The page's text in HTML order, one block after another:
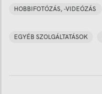
HOBBIFOTÓZÁS, -VIDEÓZÁS
EGYÉB SZOLGÁLTATÁSOK